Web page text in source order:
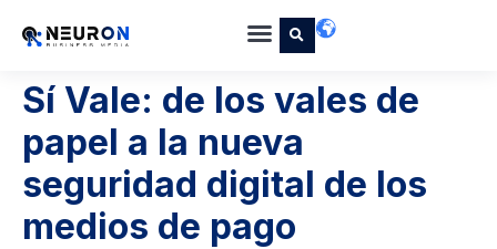
Sí Vale: de los vales de
papel a la nueva
seguridad digital de los
medios de pago